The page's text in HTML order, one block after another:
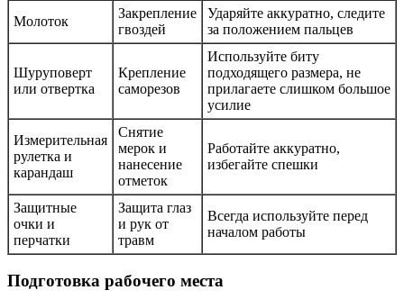
Молоток
Закрепление
гвоздей
Ударяйте аккуратно, следите
за положением пальцев
Шуруповерт
или отвертка
Крепление
саморезов
Используйте биту
подходящего размера, не
прилагаете слишком большое
усилие
Измерительная
рулетка и
карандаш
Снятие
мерок и
нанесение
отметок
Работайте аккуратно,
избегайте спешки
Защитные
очки и
перчатки
Защита глаз
и рук от
травм
Всегда используйте перед
началом работы
Подготовка рабочего места